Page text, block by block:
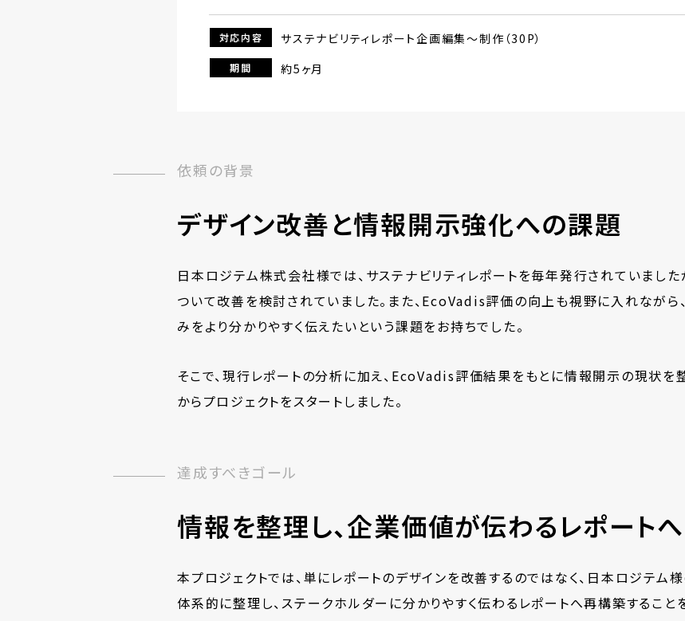
対応内容 サステナビリティレポート企画編集〜制作（30P）
期間 約5ヶ月
依頼の背景
デザイン改善と情報開示強化への課題
日本ロジテム株式会社様では、サステナビリティレポートを毎年発行されていまし
ついて改善を検討されていました。また、EcoVadis評価の向上も視野に入れながら
みをより分かりやすく伝えたいという課題をお持ちでした。
そこで、現行レポートの分析に加え、EcoVadis評価結果をもとに情報開示の現状を
からプロジェクトをスタートしました。
達成すべきゴール
情報を整理し、企業価値が伝わるレポートへ
本プロジェクトでは、単にレポートのデザインを改善するのではなく、日本ロジテム
体系的に整理し、ステークホルダーに分かりやすく伝わるレポートへ再構築すること